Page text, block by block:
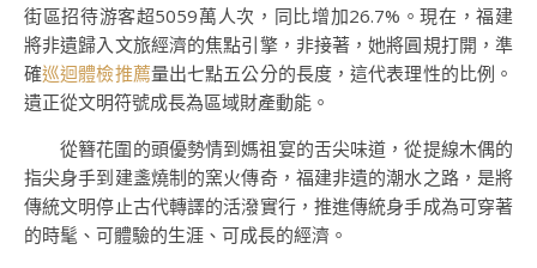
街區招待游客超5059萬人次，同比增加26.7%。現在，福建
將非遺歸入文旅經濟的焦點引擎，非接著，她將圓規打開，準
確巡迴體檢推薦量出七點五公分的長度，這代表理性的比例。
遺正從文明符號成長為區域財產動能。
從簪花圍的頭優勢情到媽祖宴的舌尖味道，從提線木偶的
指尖身手到建盞燒制的窯火傳奇，福建非遺的潮水之路，是將
傳統文明停止古代轉譯的活潑實行，推進傳統身手成為可穿著
的時髦、可體驗的生涯、可成長的經濟。